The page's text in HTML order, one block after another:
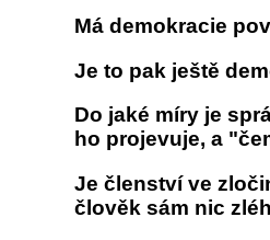
Má demokracie
Je to pak ještě
Do jaké míry je
ho projevuje, a
Je členství ve
člověk sám nic